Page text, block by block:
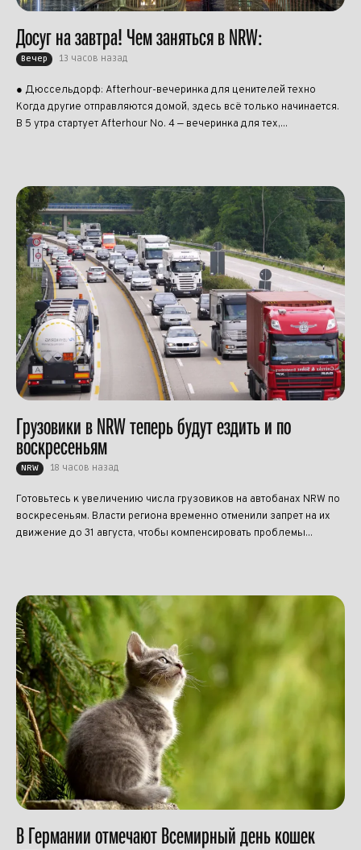
Досуг на завтра! Чем заняться в NRW:
Вечер 13 часов назад
● Дюссельдорф: Afterhour-вечеринка для ценителей техно
Когда другие отправляются домой, здесь всё только начинается.
В 5 утра стартует Afterhour No. 4 — вечеринка для тех,...
Грузовики в NRW теперь будут ездить и по
воскресеньям
NRW 18 часов назад
Готовьтесь к увеличению числа грузовиков на автобанах NRW по
воскресеньям. Власти региона временно отменили запрет на их
движение до 31 августа, чтобы компенсировать проблемы...
В Германии отмечают Всемирный день кошек